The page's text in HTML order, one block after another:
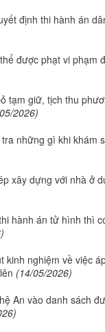
định thi hành án
được phạt vi phạm
tạm giữ, tịch thu
2026)
những gì khi khám
xây dựng với nhà ở
hành án tử hình thì
kinh nghiệm về việc
(14/05/2026)
An vào danh sách